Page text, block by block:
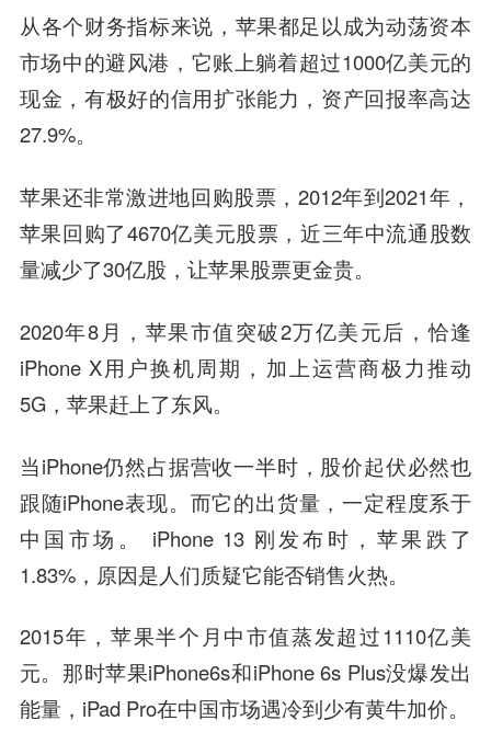
从各个财务指标来说，苹果都足以成为动荡资本
市场中的避风港，它账上躺着超过1000亿美元的
现金，有极好的信用扩张能力，资产回报率高达
27.9%。
苹果还非常激进地回购股票，2012年到2021年，
苹果回购了4670亿美元股票，近三年中流通股数
量减少了30亿股，让苹果股票更金贵。
2020年8月，苹果市值突破2万亿美元后，恰逢
iPhone X用户换机周期，加上运营商极力推动
5G，苹果赶上了东风。
当iPhone仍然占据营收一半时，股价起伏必然也
跟随iPhone表现。而它的出货量，一定程度系于
中国市场。 iPhone 13 刚发布时，苹果跌了
1.83%，原因是人们质疑它能否销售火热。
2015年，苹果半个月中市值蒸发超过1110亿美
元。那时苹果iPhone6s和iPhone 6s Plus没爆发出
能量，iPad Pro在中国市场遇冷到少有黄牛加价。